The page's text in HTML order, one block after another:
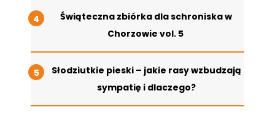
Świąteczna zbiórka dla schroniska w
Chorzowie vol. 5
Słodziutkie pieski – jakie rasy wzbudzają
sympatię i dlaczego?